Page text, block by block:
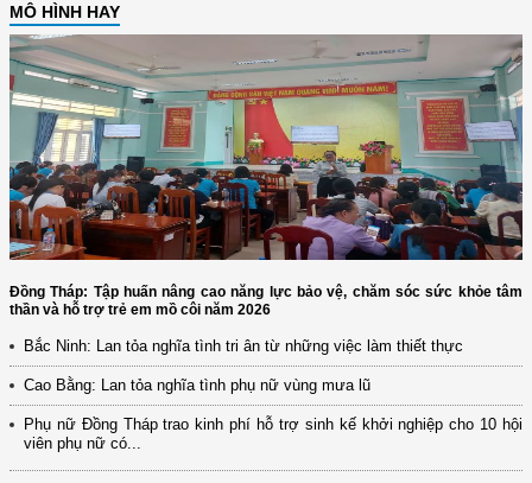
MÔ HÌNH HAY
Đồng Tháp: Tập huấn nâng cao năng lực bảo vệ, chăm sóc sức khỏe tâm
thần và hỗ trợ trẻ em mồ côi năm 2026
Bắc Ninh: Lan tỏa nghĩa tình tri ân từ những việc làm thiết thực
Cao Bằng: Lan tỏa nghĩa tình phụ nữ vùng mưa lũ
Phụ nữ Đồng Tháp trao kinh phí hỗ trợ sinh kế khởi nghiệp cho 10 hội
viên phụ nữ có...